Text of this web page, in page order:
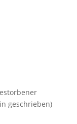
geschrieben)